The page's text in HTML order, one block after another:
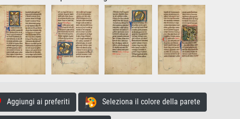
Aggiungi ai preferiti Seleziona il colore della parete